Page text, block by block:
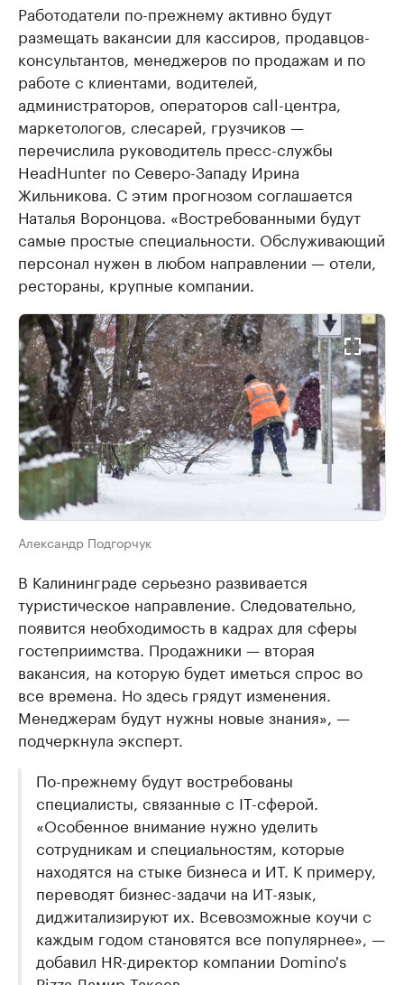
Работодатели по-прежнему активно будут
размещать вакансии для кассиров, продавцов-
консультантов, менеджеров по продажам и по
работе с клиентами, водителей,
администраторов, операторов call-центра,
маркетологов, слесарей, грузчиков —
перечислила руководитель пресс-службы
HeadHunter по Северо-Западу Ирина
Жильникова. С этим прогнозом соглашается
Наталья Воронцова. «Востребованными будут
самые простые специальности. Обслуживающий
персонал нужен в любом направлении — отели,
рестораны, крупные компании.
Александр Подгорчук
В Калининграде серьезно развивается
туристическое направление. Следовательно,
появится необходимость в кадрах для сферы
гостеприимства. Продажники — вторая
вакансия, на которую будет иметься спрос во
все времена. Но здесь грядут изменения.
Менеджерам будут нужны новые знания», —
подчеркнула эксперт.
По-прежнему будут востребованы
специалисты, связанные с IT-сферой.
«Особенное внимание нужно уделить
сотрудникам и специальностям, которые
находятся на стыке бизнеса и ИТ. К примеру,
переводят бизнес-задачи на ИТ-язык,
диджитализируют их. Всевозможные коучи с
каждым годом становятся все популярнее», —
добавил HR-директор компании Domino's